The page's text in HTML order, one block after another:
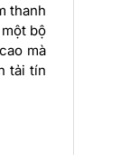
thanh
bộ
mà
tải tín